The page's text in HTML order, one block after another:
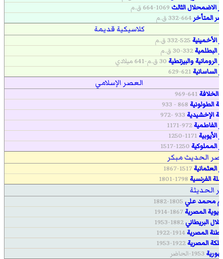
الاضمحلال الثالث 1069-664 ق.م
المتأخر 664-332 ق.م
كلاسيكية قديمة
الأخمينية 525-332 ق.م
البطلمية 332-30 ق.م
والبيزنطية 30 ق.م-641 ميلادي
الساسانية 621-629
العصر الإسلامي
الخلافة 641-969
الطولونية 868 - 933
الإخشيدية 933 -972
الفاطمية 972-1171
1171-1250
المملوكية 1250-1517
الحديث مبكر
العثمانية 1517-1867
الفرنسية 1798-1801
الحديثة
محمد علي 1805-1882
المصرية 1867-1914
البريطاني 1882-1953
المصرية 1914-1922
المصرية 1922-1953
1953-الحاضر